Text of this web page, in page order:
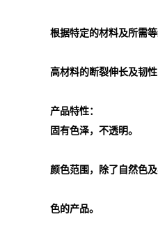
根据特定的材料及所需
高材料的断裂伸长及韧
产品特性：
固有色泽，不透明。
颜色范围，除了自然色
色的产品。